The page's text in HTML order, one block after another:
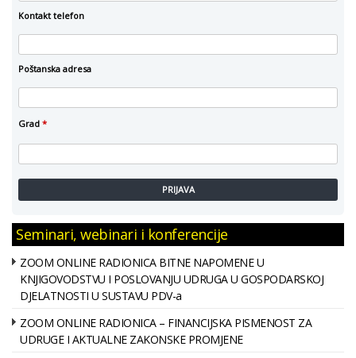
Kontakt telefon
Poštanska adresa
Grad *
PRIJAVA
Seminari, webinari i konferencije
ZOOM ONLINE RADIONICA BITNE NAPOMENE U
KNJIGOVODSTVU I POSLOVANJU UDRUGA U GOSPODARSKOJ
DJELATNOSTI U SUSTAVU PDV-a
ZOOM ONLINE RADIONICA – FINANCIJSKA PISMENOST ZA
UDRUGE I AKTUALNE ZAKONSKE PROMJENE